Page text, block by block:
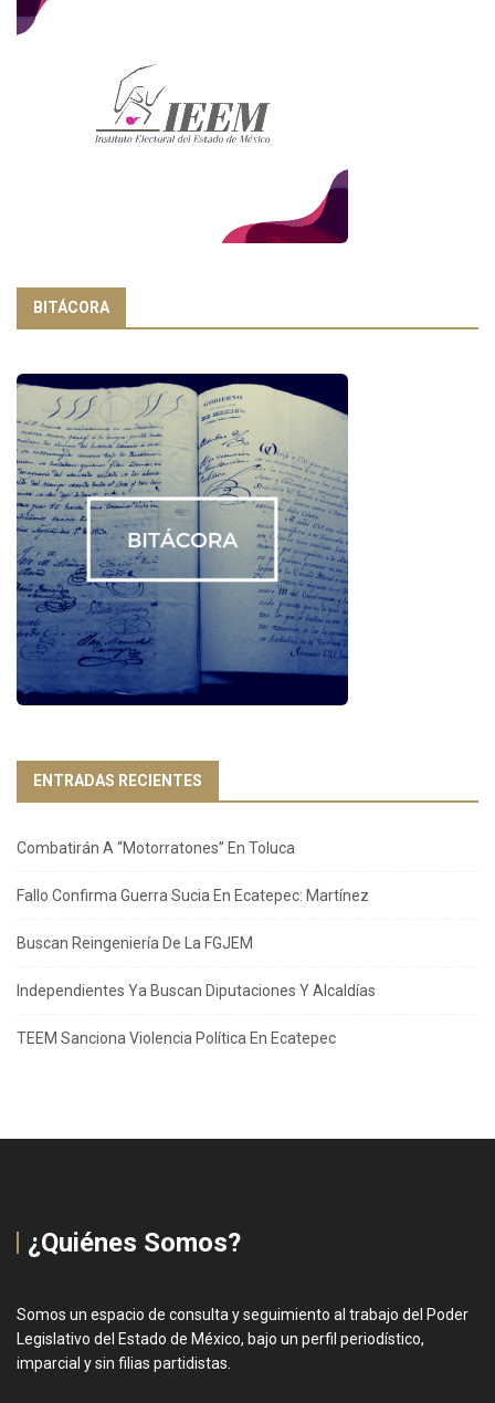
BITÁCORA
ENTRADAS RECIENTES
Combatirán A “Motorratones” En Toluca
Fallo Confirma Guerra Sucia En Ecatepec: Martínez
Buscan Reingeniería De La FGJEM
Independientes Ya Buscan Diputaciones Y Alcaldías
TEEM Sanciona Violencia Política En Ecatepec
¿Quiénes Somos?
Somos un espacio de consulta y seguimiento al trabajo del Poder
Legislativo del Estado de México, bajo un perfil periodístico,
imparcial y sin filias partidistas.